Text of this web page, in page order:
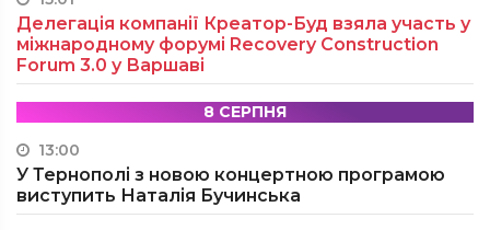
Делегація компанії Креатор-Буд взяла участь у
міжнародному форумі Recovery Construction
Forum 3.0 у Варшаві
8 СЕРПНЯ
13:00
У Тернополі з новою концертною програмою
виступить Наталія Бучинська